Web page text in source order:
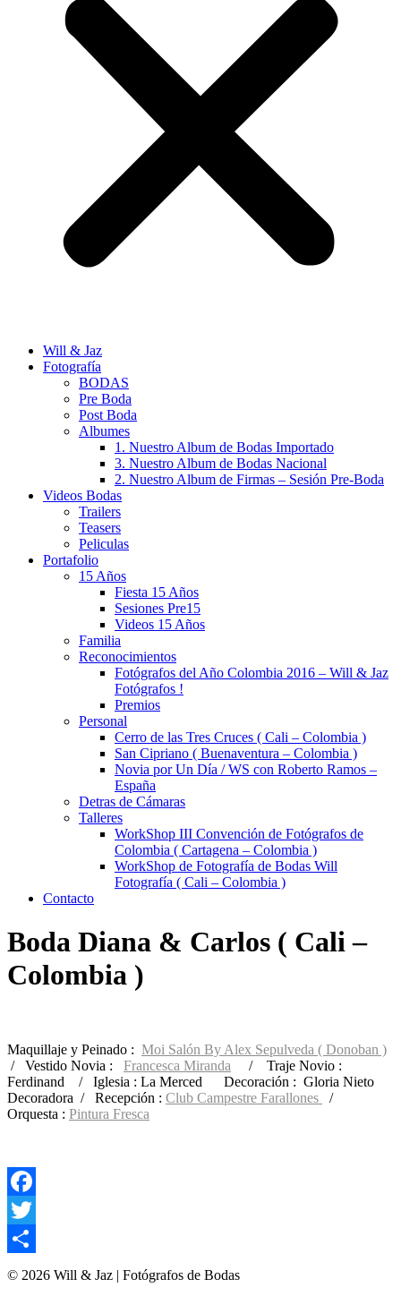
Will & Jaz
Fotografía
BODAS
Pre Boda
Post Boda
Albumes
1. Nuestro Album de Bodas Importado
3. Nuestro Album de Bodas Nacional
2. Nuestro Album de Firmas – Sesión Pre-Boda
Videos Bodas
Trailers
Teasers
Peliculas
Portafolio
15 Años
Fiesta 15 Años
Sesiones Pre15
Videos 15 Años
Familia
Reconocimientos
Fotógrafos del Año Colombia 2016 – Will & Jaz
Fotógrafos !
Premios
Personal
Cerro de las Tres Cruces ( Cali – Colombia )
San Cipriano ( Buenaventura – Colombia )
Novia por Un Día / WS con Roberto Ramos –
España
Detras de Cámaras
Talleres
WorkShop III Convención de Fotógrafos de
Colombia ( Cartagena – Colombia )
WorkShop de Fotografía de Bodas Will
Fotografía ( Cali – Colombia )
Contacto
Boda Diana & Carlos ( Cali –
Colombia )
Maquillaje y Peinado : Moi Salón By Alex Sepulveda ( Donoban )
/ Vestido Novia : Francesca Miranda / Traje Novio :
Ferdinand / Iglesia : La Merced Decoración : Gloria Nieto
Decoradora / Recepción : Club Campestre Farallones
/
Orquesta : Pintura Fresca
Facebook
Twitter
Compartir
© 2026 Will & Jaz | Fotógrafos de Bodas